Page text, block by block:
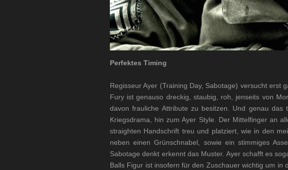
Perfektes Timing
Regisseur Ayer (Training Day, Sabotage) versucht erst
Fury ist genauso dreckig, staubig, roh, jenseits von
davon frauliche Attribute zu besitzen. Und genau
Kriegsdrama, hin zum Ayer Style. Der Mittelfinger an
straighten Handschrift treu und platziert, wie in den
neben einen Grünschnabel, sowie ein stimmiges
Sabotage denkt erkennt das Muster. Ayer schafft es
Balls Figur ist insofern für den Zuschauer wichtig um